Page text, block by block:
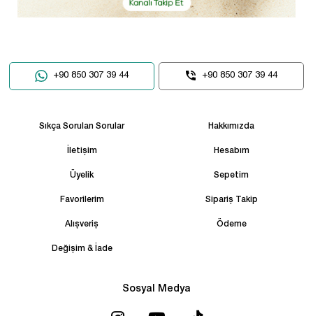
+90 850 307 39 44 +90 850 307 39 44
Sıkça Sorulan Sorular Hakkımızda
İletişim Hesabım
Üyelik Sepetim
Favorilerim Sipariş Takip
Alışveriş Ödeme
Değişim & İade
Sosyal Medya